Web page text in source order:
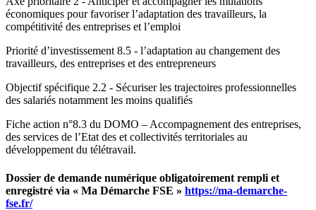
économiques pour favoriser l’adaptation des travailleurs, la
compétitivité des entreprises et l’emploi
Priorité d’investissement 8.5 - l’adaptation au changement des
travailleurs, des entreprises et des entrepreneurs
Objectif spécifique 2.2 - Sécuriser les trajectoires professionnelles
des salariés notamment les moins qualifiés
Fiche action n°8.3 du DOMO – Accompagnement des entreprises,
des services de l’Etat des et collectivités territoriales au
développement du télétravail.
Dossier de demande numérique obligatoirement rempli et
enregistré via « Ma Démarche FSE » https://ma-demarche-
fse.fr/